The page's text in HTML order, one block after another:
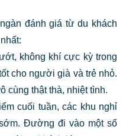
đánh giá từ du khách
không khí cực kỳ trong
cho người già và trẻ nhỏ.
cùng thật thà, nhiệt tình.
cuối tuần, các khu nghỉ
Đường đi vào một số